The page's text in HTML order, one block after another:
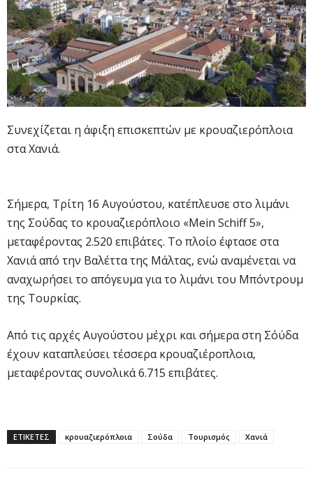
Συνεχίζεται η άφιξη επισκεπτών με κρουαζιερόπλοια
στα Χανιά.
Σήμερα, Τρίτη 16 Αυγούστου, κατέπλευσε στο λιμάνι
της Σούδας το κρουαζιερόπλοιο «Mein Schiff 5»,
μεταφέροντας 2.520 επιβάτες. Το πλοίο έφτασε στα
Χανιά από την Βαλέττα της Μάλτας, ενώ αναμένεται να
αναχωρήσει το απόγευμα για το λιμάνι του Μπόντρουμ
της Τουρκίας.
Από τις αρχές Αυγούστου μέχρι και σήμερα στη Σόύδα
έχουν καταπλεύσει τέσσερα κρουαζιέροπλοια,
μεταφέροντας συνολικά 6.715 επιβάτες.
ΕΤΙΚΕΤΕΣ κρουαζιερόπλοια Σούδα Τουρισμός Χανιά